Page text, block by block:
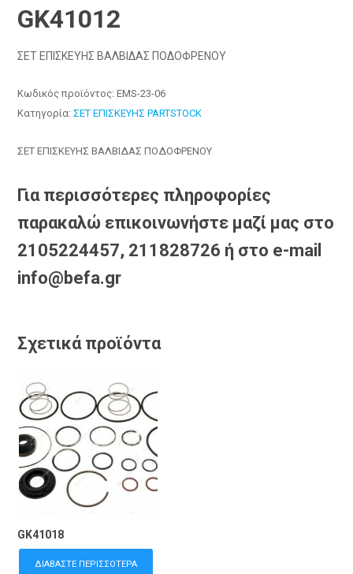
GK41012
ΣΕΤ ΕΠΙΣΚΕΥΗΣ ΒΑΛΒΙΔΑΣ ΠΟΔΟΦΡΕΝΟΥ
Κωδικός προϊόντος:EMS-23-06
Κατηγορία:ΣΕΤ ΕΠΙΣΚΕΥΗΣ PARTSTOCK
ΣΕΤ ΕΠΙΣΚΕΥΗΣ ΒΑΛΒΙΔΑΣ ΠΟΔΟΦΡΕΝΟΥ
Για περισσότερες πληροφορίες
παρακαλώ επικοινωνήστε μαζί μας στο
2105224457, 211828726 ή στο e-mail
info@befa.gr
Σχετικά προϊόντα
GK41018
ΔΙΑΒΆΣΤΕ ΠΕΡΙΣΣΌΤΕΡΑ